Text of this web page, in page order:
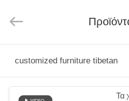
ΠΡΟΪΌΝΤΑ
Rights
customized furniture tibetan
Τα